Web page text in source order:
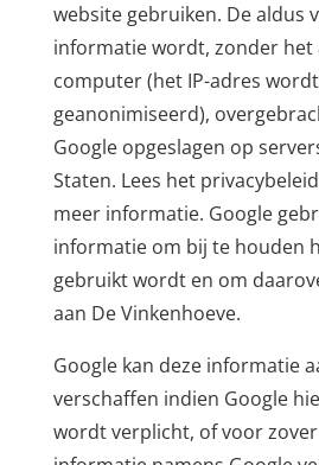
website gebruiken. De aldus
informatie wordt, zonder het
computer (het IP-adres wordt
geanonimiseerd),
Google opgeslagen op
Staten. Lees het
meer informatie. Google
informatie om bij te houden
gebruikt wordt en om
aan De Vinkenhoeve.
Google kan deze informatie
verschaffen indien Google
wordt verplicht, of voor